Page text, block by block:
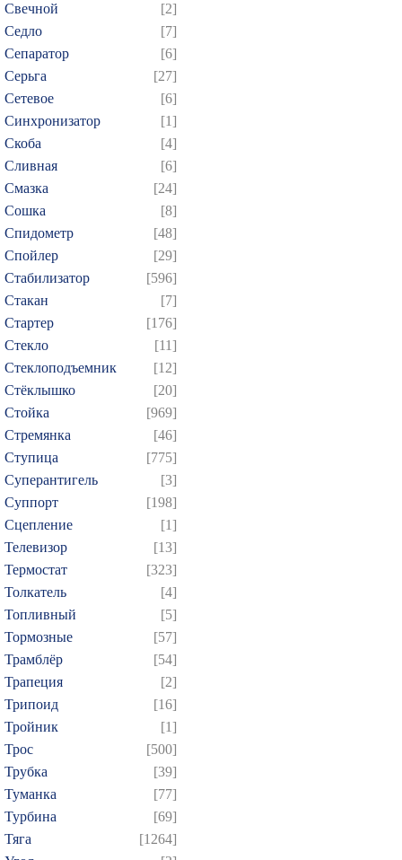
Свечной
[2]
Седло
[7]
Сепаратор
[6]
Серьга
[27]
Сетевое
[6]
Синхронизатор
[1]
Скоба
[4]
Сливная
[6]
Смазка
[24]
Сошка
[8]
Спидометр
[48]
Спойлер
[29]
Стабилизатор
[596]
Стакан
[7]
Стартер
[176]
Стекло
[11]
Стеклоподъемник
[12]
Стёклышко
[20]
Стойка
[969]
Стремянка
[46]
Ступица
[775]
Суперантигель
[3]
Суппорт
[198]
Сцепление
[1]
Телевизор
[13]
Термостат
[323]
Толкатель
[4]
Топливный
[5]
Тормозные
[57]
Трамблёр
[54]
Трапеция
[2]
Трипоид
[16]
Тройник
[1]
Трос
[500]
Трубка
[39]
Туманка
[77]
Турбина
[69]
Тяга
[1264]